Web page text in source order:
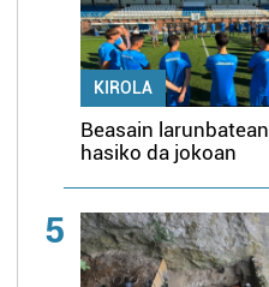
KIROLA
Beasain larunbatean
hasiko da jokoan
5